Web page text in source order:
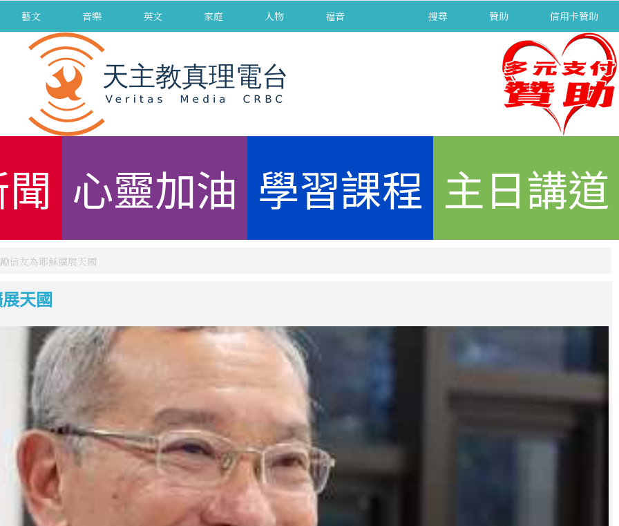
藝文 音樂 英文 家庭 人物 福音 搜尋 贊助 信用卡贊助
心靈加油 學習課程 主日講道
信友為耶穌擴展天國
天國